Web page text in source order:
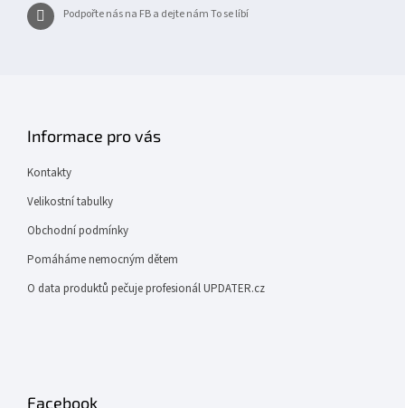
Podpořte nás na FB a dejte nám To se líbí
Informace pro vás
Kontakty
Velikostní tabulky
Obchodní podmínky
Pomáháme nemocným dětem
O data produktů pečuje profesionál UPDATER.cz
Facebook